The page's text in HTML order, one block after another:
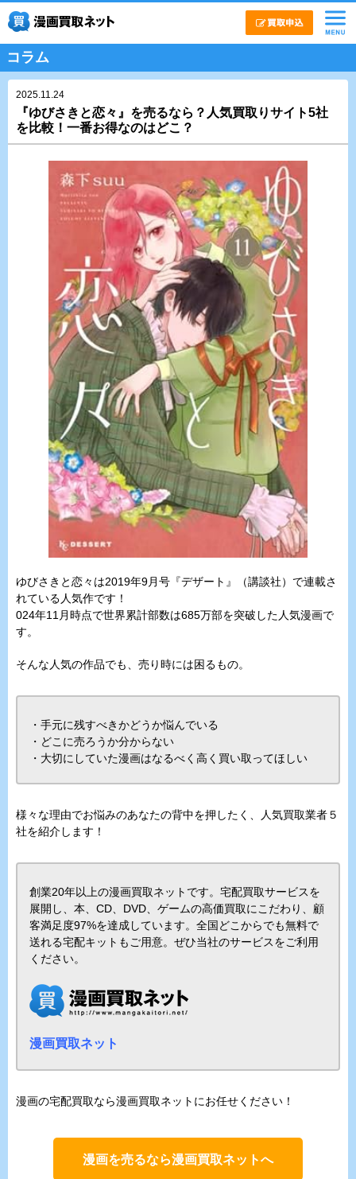
コラム
2025.11.24
『ゆびさきと恋々』を売るなら？人気買取りサイト5社
を比較！一番お得なのはどこ？
ゆびさきと恋々は2019年9月号『デザート』（講談社）で連載さ
れている人気作です！
024年11月時点で世界累計部数は685万部を突破した人気漫画で
す。
そんな人気の作品でも、売り時には困るもの。
・手元に残すべきかどうか悩んでいる
・どこに売ろうか分からない
・大切にしていた漫画はなるべく高く買い取ってほしい
様々な理由でお悩みのあなたの背中を押したく、人気買取業者５
社を紹介します！
創業20年以上の漫画買取ネットです。宅配買取サービスを
展開し、本、CD、DVD、ゲームの高価買取にこだわり、顧
客満足度97%を達成しています。全国どこからでも無料で
送れる宅配キットもご用意。ぜひ当社のサービスをご利用
ください。
漫画買取ネット
漫画の宅配買取なら漫画買取ネットにお任せください！
漫画を売るなら漫画買取ネットへ